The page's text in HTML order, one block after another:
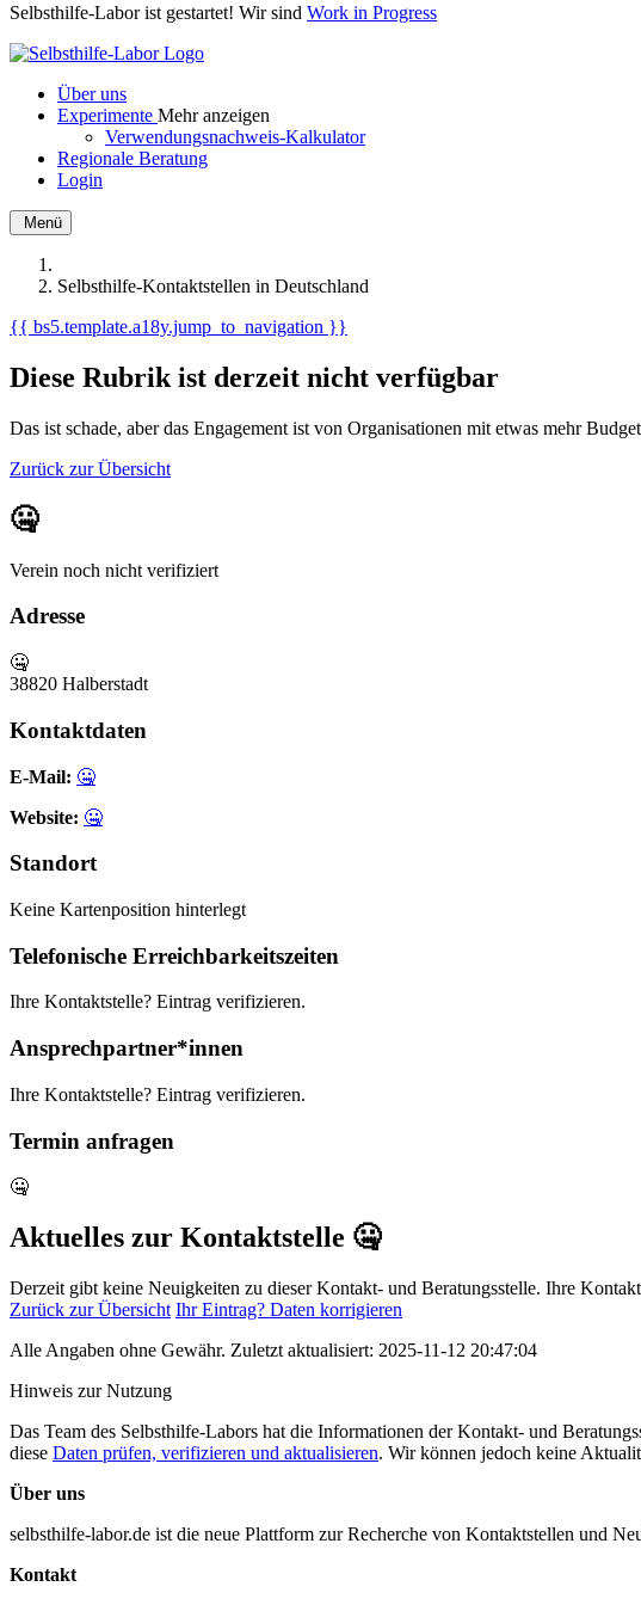
Selbsthilfe-Labor ist gestartet! Wir sind Work in Progress
Über uns
Experimente Mehr anzeigen
Verwendungsnachweis-Kalkulator
Regionale Beratung
Login
Menü
Selbsthilfe-Kontaktstellen in Deutschland
{{ bs5.template.a18y.jump_to_navigation }}
Diese Rubrik ist derzeit nicht verfügbar
Das ist schade, aber das Engagement ist von Organisationen mit etwas mehr
Zurück zur Übersicht
🤐
Verein noch nicht verifiziert
Adresse
🤐
38820 Halberstadt
Kontaktdaten
E-Mail: 🤐
Website: 🤐
Standort
Keine Kartenposition hinterlegt
Telefonische Erreichbarkeitszeiten
Ihre Kontaktstelle? Eintrag verifizieren.
Ansprechpartner*innen
Ihre Kontaktstelle? Eintrag verifizieren.
Termin anfragen
🤐
Aktuelles zur Kontaktstelle 🤐
Derzeit gibt keine Neuigkeiten zu dieser Kontakt- und Beratungsstelle. Ihre
Zurück zur Übersicht Ihr Eintrag? Daten korrigieren
Alle Angaben ohne Gewähr. Zuletzt aktualisiert: 2025-11-12 20:47:04
Hinweis zur Nutzung
Das Team des Selbsthilfe-Labors hat die Informationen der Kontakt- und
diese Daten prüfen, verifizieren und aktualisieren. Wir können jedoch keine
Über uns
selbsthilfe-labor.de ist die neue Plattform zur Recherche von Kontaktstellen und
Kontakt